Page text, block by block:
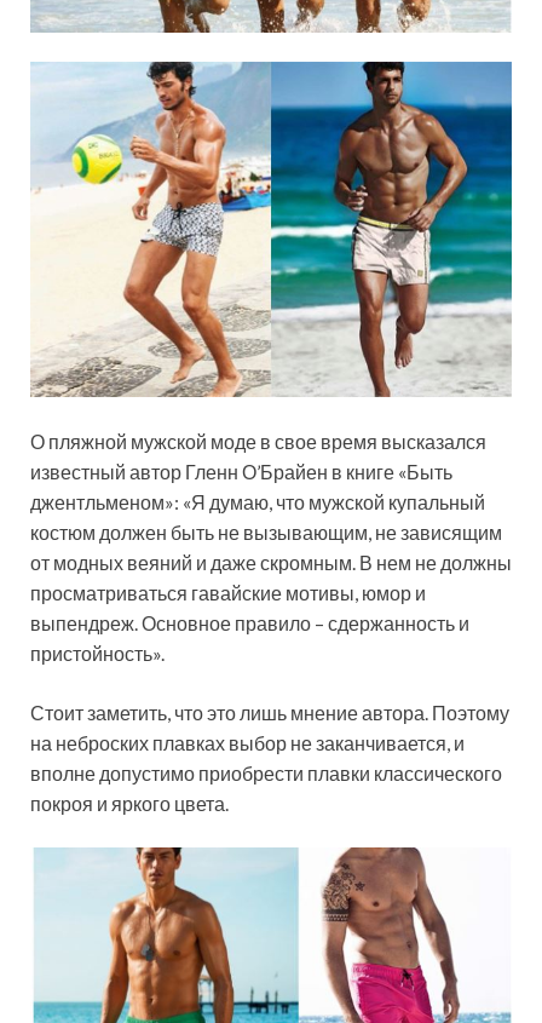
О пляжной мужской моде в свое время высказался
известный автор Гленн О’Брайен в книге «Быть
джентльменом»: «Я думаю, что мужской купальный
костюм должен быть не вызывающим, не зависящим
от модных веяний и даже скромным. В нем не должны
просматриваться гавайские мотивы, юмор и
выпендреж. Основное правило – сдержанность и
пристойность».
Стоит заметить, что это лишь мнение автора. Поэтому
на неброских плавках выбор не заканчивается, и
вполне допустимо приобрести плавки классического
покроя и яркого цвета.